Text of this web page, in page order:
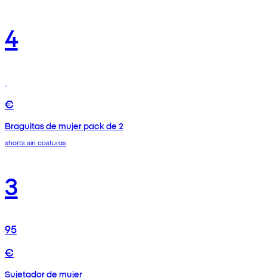
4
€
Braguitas de mujer pack de 2
shorts sin costuras
3
95
€
Sujetador de mujer